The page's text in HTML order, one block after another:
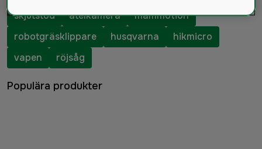
skjutstöd åtelkamera
mammotion
robotgräsklippare
husqvarna
hikmicro
vapen
röjsåg
Populära produkter